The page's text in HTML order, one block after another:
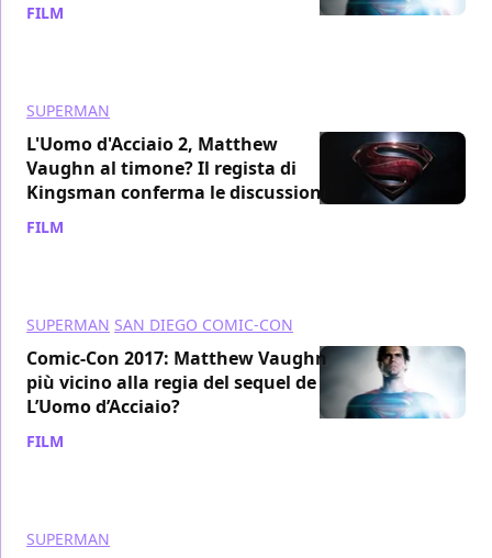
FILM
SUPERMAN
L'Uomo d'Acciaio 2, Matthew
Vaughn al timone? Il regista di
Kingsman conferma le discussioni
FILM
SUPERMAN SAN DIEGO COMIC-CON
Comic-Con 2017: Matthew Vaughn
più vicino alla regia del sequel de
L’Uomo d’Acciaio?
FILM
SUPERMAN